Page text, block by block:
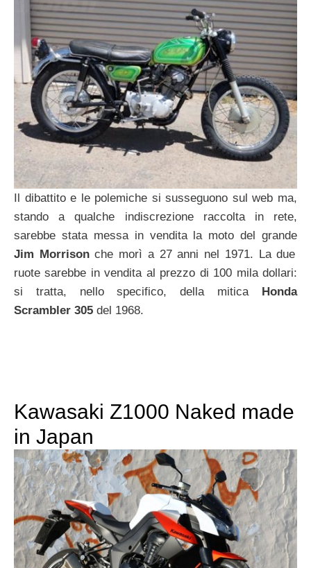
Il dibattito e le polemiche si susseguono sul web ma,
stando a qualche indiscrezione raccolta in rete,
sarebbe stata messa in vendita la moto del grande
Jim Morrisonche morì a 27 anni nel 1971. La due
ruote sarebbe in vendita al prezzo di 100 mila dollari:
si tratta, nello specifico, della mitica Honda
Scrambler 305 del 1968.
Kawasaki Z1000 Naked made
in Japan